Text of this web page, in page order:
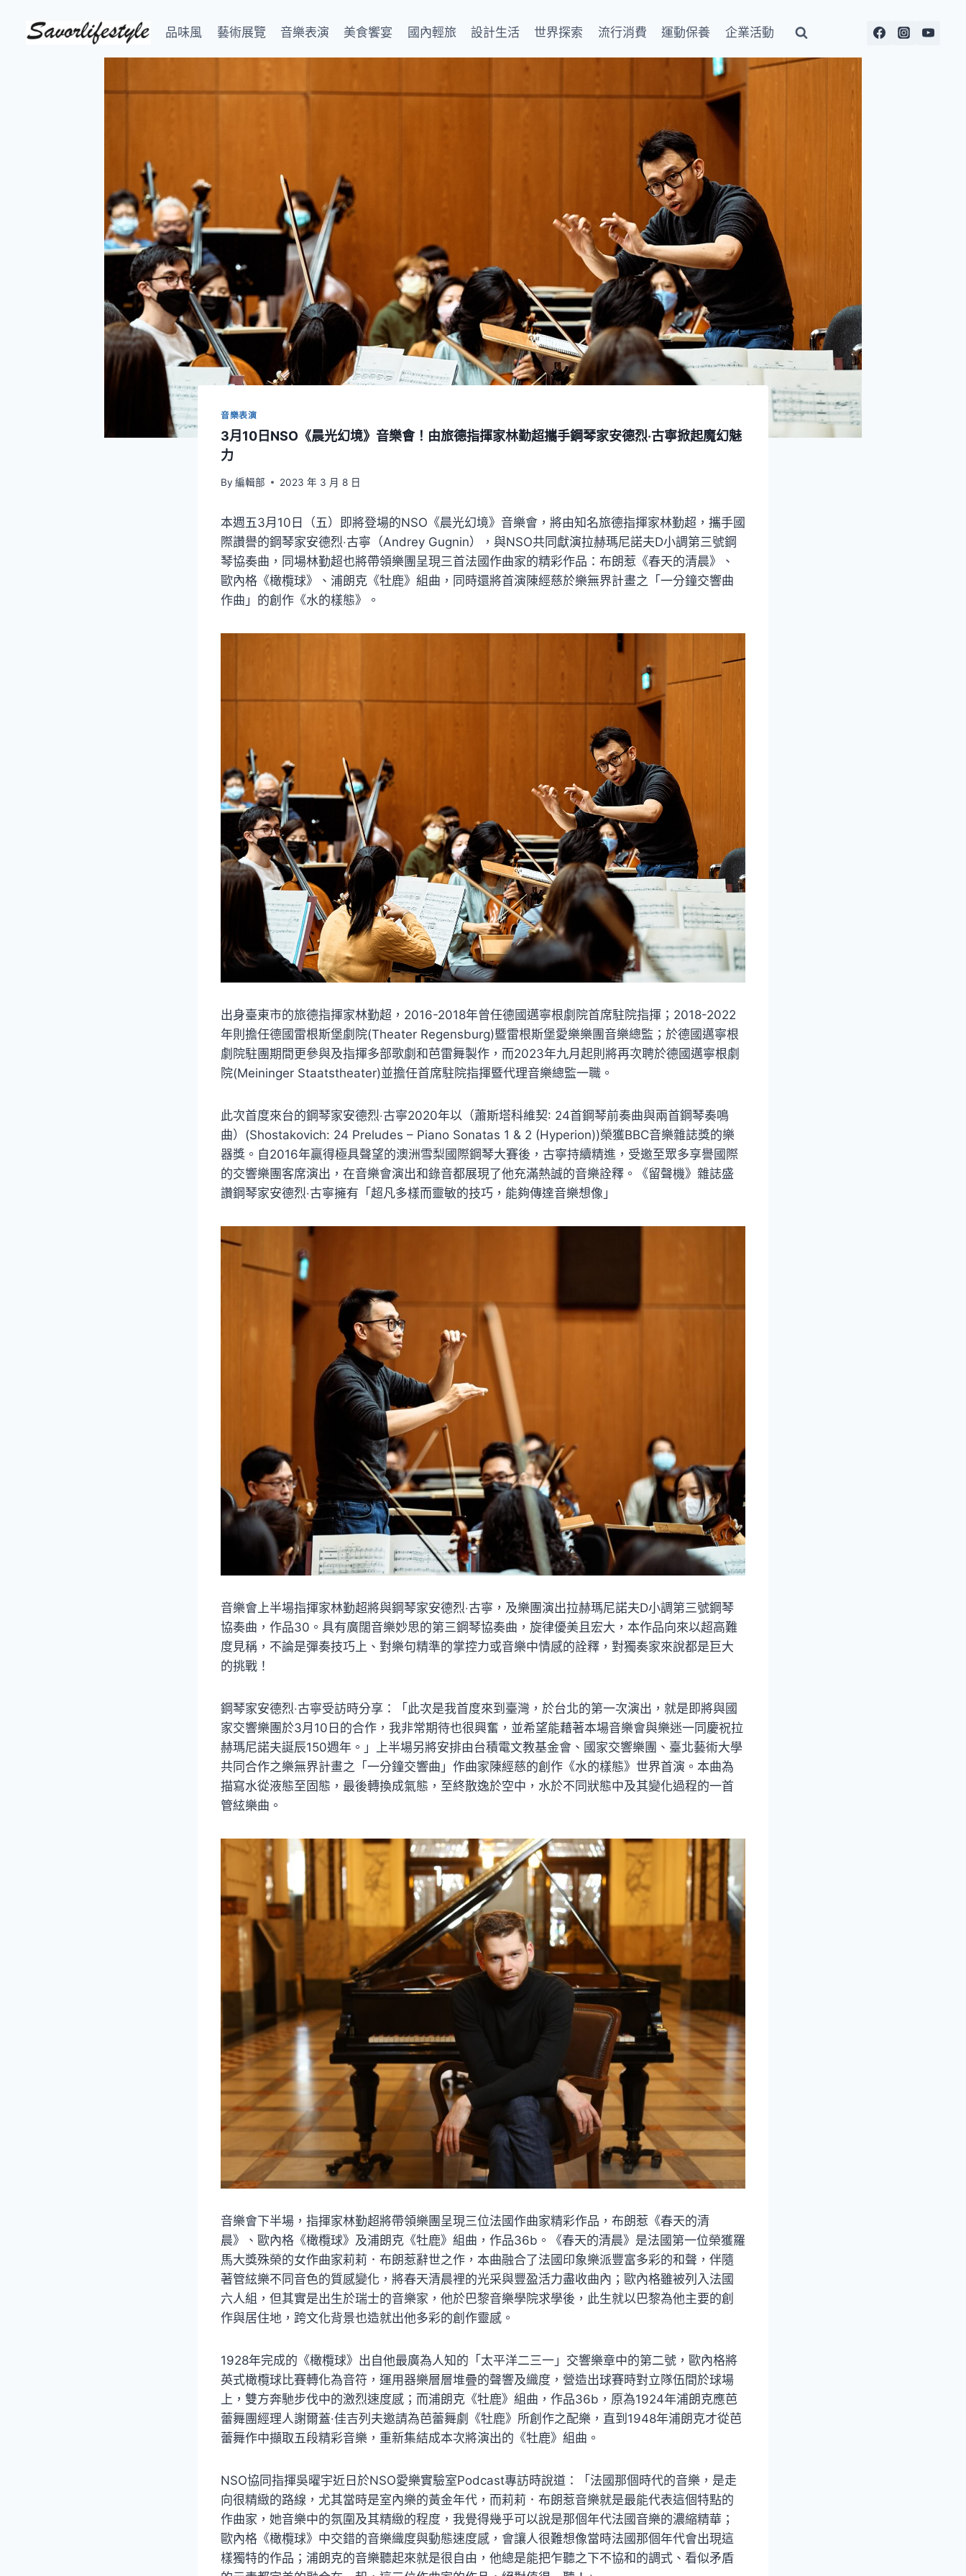
品味風 藝術展覽 音樂表演 美食饗宴 國內輕旅 設計生活 世界探索 流行消費 運動保養 企業活動
音樂表演
3月10日NSO《晨光幻境》音樂會！由旅德指揮家林勤超攜手鋼琴家安德烈‧古寧掀起魔幻魅
力
By 編輯部 2023 年 3 月 8 日
本週五3月10日（五）即將登場的NSO《晨光幻境》音樂會，將由知名旅德指揮家林勤超，攜手國
際讚譽的鋼琴家安德烈‧古寧（Andrey Gugnin），與NSO共同獻演拉赫瑪尼諾夫D小調第三號鋼
琴協奏曲，同場林勤超也將帶領樂團呈現三首法國作曲家的精彩作品：布朗惹《春天的清晨》、
歐內格《橄欖球》、浦朗克《牡鹿》組曲，同時還將首演陳經慈於樂無界計畫之「一分鐘交響曲
作曲」的創作《水的樣態》。
出身臺東市的旅德指揮家林勤超，2016-2018年曾任德國邁寧根劇院首席駐院指揮；2018-2022
年則擔任德國雷根斯堡劇院(Theater Regensburg)暨雷根斯堡愛樂樂團音樂總監；於德國邁寧根
劇院駐團期間更參與及指揮多部歌劇和芭雷舞製作，而2023年九月起則將再次聘於德國邁寧根劇
院(Meininger Staatstheater)並擔任首席駐院指揮暨代理音樂總監一職。
此次首度來台的鋼琴家安德烈‧古寧2020年以（蕭斯塔科維契: 24首鋼琴前奏曲與兩首鋼琴奏鳴
曲）(Shostakovich: 24 Preludes – Piano Sonatas 1 & 2 (Hyperion))榮獲BBC音樂雜誌獎的樂
器獎。自2016年贏得極具聲望的澳洲雪梨國際鋼琴大賽後，古寧持續精進，受邀至眾多享譽國際
的交響樂團客席演出，在音樂會演出和錄音都展現了他充滿熱誠的音樂詮釋。《留聲機》雜誌盛
讚鋼琴家安德烈‧古寧擁有「超凡多樣而靈敏的技巧，能夠傳達音樂想像」
音樂會上半場指揮家林勤超將與鋼琴家安德烈‧古寧，及樂團演出拉赫瑪尼諾夫D小調第三號鋼琴
協奏曲，作品30。具有廣闊音樂妙思的第三鋼琴協奏曲，旋律優美且宏大，本作品向來以超高難
度見稱，不論是彈奏技巧上、對樂句精準的掌控力或音樂中情感的詮釋，對獨奏家來說都是巨大
的挑戰！
鋼琴家安德烈‧古寧受訪時分享：「此次是我首度來到臺灣，於台北的第一次演出，就是即將與國
家交響樂團於3月10日的合作，我非常期待也很興奮，並希望能藉著本場音樂會與樂迷一同慶祝拉
赫瑪尼諾夫誕辰150週年。」上半場另將安排由台積電文教基金會、國家交響樂團、臺北藝術大學
共同合作之樂無界計畫之「一分鐘交響曲」作曲家陳經慈的創作《水的樣態》世界首演。本曲為
描寫水從液態至固態，最後轉換成氣態，至終散逸於空中，水於不同狀態中及其變化過程的一首
管絃樂曲。
音樂會下半場，指揮家林勤超將帶領樂團呈現三位法國作曲家精彩作品，布朗惹《春天的清
晨》、歐內格《橄欖球》及浦朗克《牡鹿》組曲，作品36b。《春天的清晨》是法國第一位榮獲羅
馬大獎殊榮的女作曲家莉莉．布朗惹辭世之作，本曲融合了法國印象樂派豐富多彩的和聲，伴隨
著管絃樂不同音色的質感變化，將春天清晨裡的光采與豐盈活力盡收曲內；歐內格雖被列入法國
六人組，但其實是出生於瑞士的音樂家，他於巴黎音樂學院求學後，此生就以巴黎為他主要的創
作與居住地，跨文化背景也造就出他多彩的創作靈感。
1928年完成的《橄欖球》出自他最廣為人知的「太平洋二三一」交響樂章中的第二號，歐內格將
英式橄欖球比賽轉化為音符，運用器樂層層堆疊的聲響及織度，營造出球賽時對立隊伍間於球場
上，雙方奔馳步伐中的激烈速度感；而浦朗克《牡鹿》組曲，作品36b，原為1924年浦朗克應芭
蕾舞團經理人謝爾蓋·佳吉列夫邀請為芭蕾舞劇《牡鹿》所創作之配樂，直到1948年浦朗克才從芭
蕾舞作中擷取五段精彩音樂，重新集結成本次將演出的《牡鹿》組曲。
NSO協同指揮吳曜宇近日於NSO愛樂實驗室Podcast專訪時說道：「法國那個時代的音樂，是走
向很精緻的路線，尤其當時是室內樂的黃金年代，而莉莉．布朗惹音樂就是最能代表這個特點的
作曲家，她音樂中的氛圍及其精緻的程度，我覺得幾乎可以說是那個年代法國音樂的濃縮精華；
歐內格《橄欖球》中交錯的音樂織度與動態速度感，會讓人很難想像當時法國那個年代會出現這
樣獨特的作品；浦朗克的音樂聽起來就是很自由，他總是能把乍聽之下不協和的調式、看似矛盾